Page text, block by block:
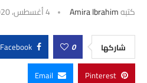
كتبهAmira Ibrahim 4 أغسطس، 2020
شاركها 0
Facebook
Pinterest
Email